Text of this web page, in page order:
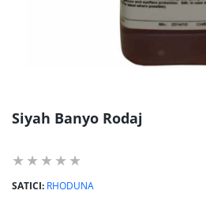
Siyah Banyo Rodaj
SATICI: RHODUNA